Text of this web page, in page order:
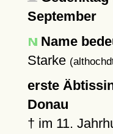
September
Name
Starke
erste
Donau
† im 11.